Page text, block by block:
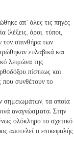
απ’ όλες τις πηγές
(λέξεις, όροι, τύποι,
τον σπινθήρα των
ευλαβικά και
λειμώνα της
πίστεως και
που συνθέτουν το
τα οποία
αναγνώσματα. Στην
ολόκληρο το σχετικό
αποτελεί ο επικεφαλής